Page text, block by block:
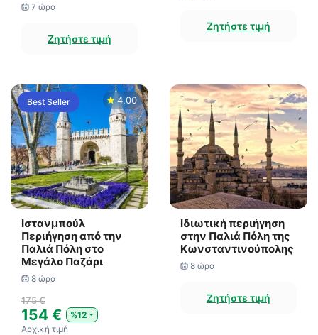
7 ώρα
Ζητήστε τιμή
Ζητήστε τιμή
Best Seller 4.00
Ιστανμπούλ
Περιήγηση από την
Παλιά Πόλη στο
Μεγάλο Παζάρι
8 ώρα
175 €
154 €
%12
Αρχική τιμή
Ιδιωτική περιήγηση
στην Παλιά Πόλη της
Κωνσταντινούπολης
8 ώρα
Ζητήστε τιμή